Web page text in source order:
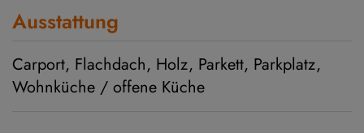
Ausstattung
Carport Flachdach Holz Parkett Parkplatz
Wohnküche / offene Küche